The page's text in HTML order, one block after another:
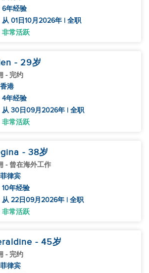
6年经验
从 01日10月2026年 | 全职
非常活跃
- 29岁
- 完约
香港
4年经验
从 30日09月2026年 | 全职
非常活跃
- 38岁
- 曾在海外工作
菲律宾
10年经验
从 22日09月2026年 | 全职
非常活跃
- 45岁
- 完约
菲律宾